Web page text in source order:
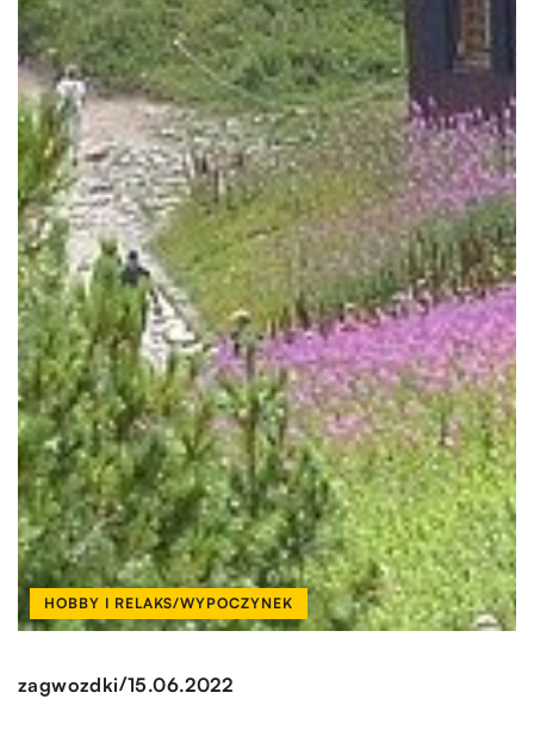
HOBBY I RELAKS/WYPOCZYNEK
zagwozdki/15.06.2022